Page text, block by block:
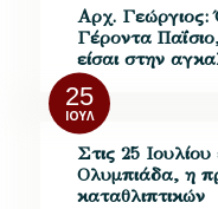
Αρχ. Γεώργιος:
Γέροντα
είσαι στην
25
ΙΟΎΛ
Στις 25
Ολυμπιάδα, η
καταθλιπτικών